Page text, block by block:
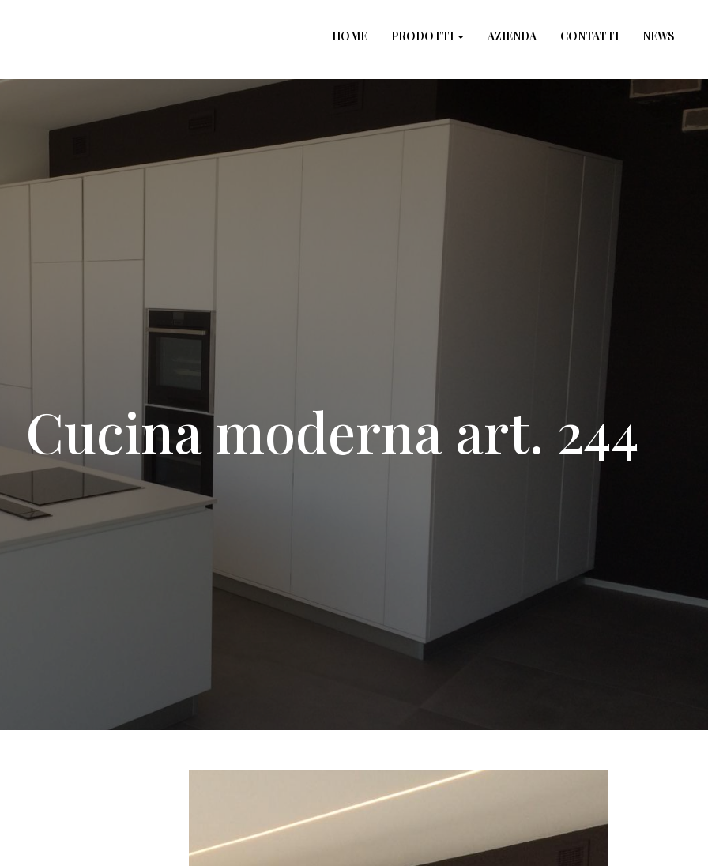
HOME PRODOTTI AZIENDA CONTATTI NEWS
×
News
Cucina moderna art. 244